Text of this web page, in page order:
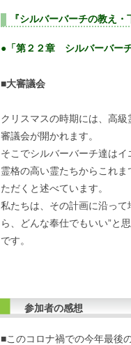
『シルバーバーチの教え
●「第２２章 シルバーバーチ
■大審議会
クリスマスの時期には、高
審議会が開かれます。
そこでシルバーバーチ達はイ
霊格の高い霊たちからこれ
ただくと述べています。
私たちは、その計画に沿っ
ら、どんな奉仕でもいい”と
です。
参加者の感想
■このコロナ禍での今年最後